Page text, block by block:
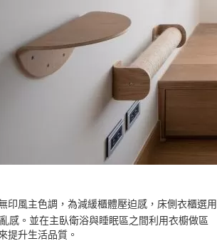
印風主色調，為減緩櫃體壓迫感，床側衣櫃選用
感。並在主臥衛浴與睡眠區之間利用衣櫥做區
提升生活品質。